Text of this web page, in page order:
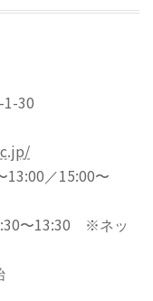
1-30
13:00／15:00〜
〜13:30 ※ネッ